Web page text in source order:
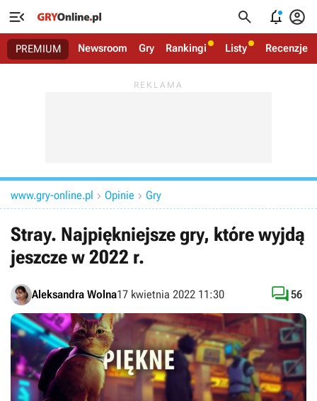
   
PREMIUM Newsroom Gry Rankingi Listy Recenzje
www.gry-online.pl  Opinie  Gry
Stray. Najpiękniejsze gry, które wyjdą
jeszcze w 2022 r.
Aleksandra Wolna17 kwietnia 2022 11:30 56